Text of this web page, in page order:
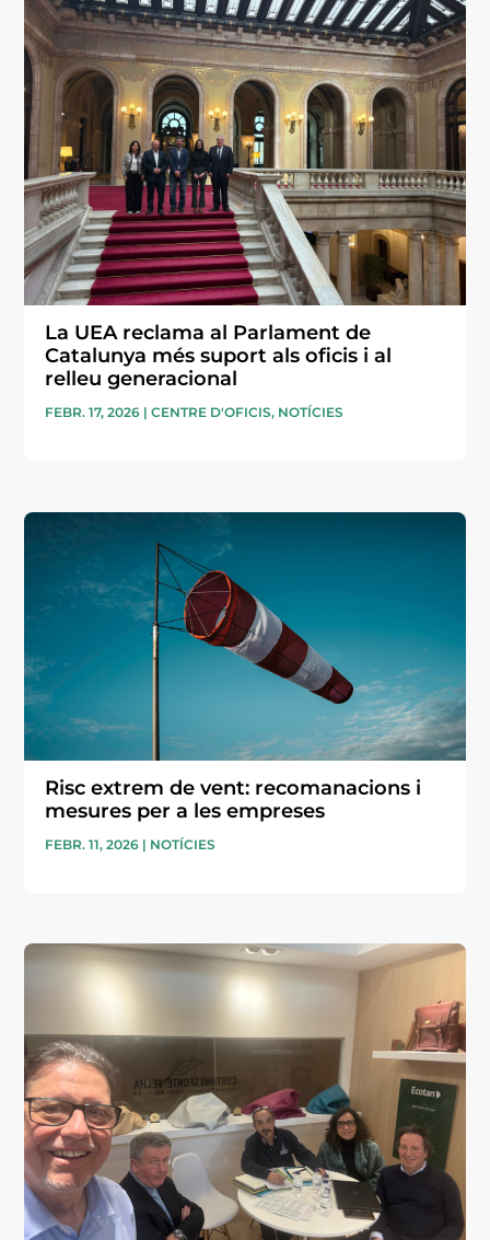
La UEA reclama al Parlament de
Catalunya més suport als oficis i al
relleu generacional
FEBR. 17, 2026 |CENTRE D'OFICIS, NOTÍCIES
Risc extrem de vent: recomanacions i
mesures per a les empreses
FEBR. 11, 2026 | NOTÍCIES